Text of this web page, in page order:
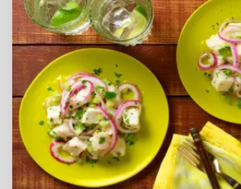
практика, даже изменение
последнюю субботу месяца) не
традицию — оно сделало
людям.